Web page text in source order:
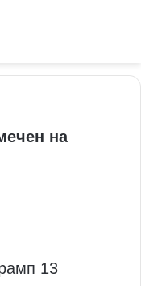
на
13